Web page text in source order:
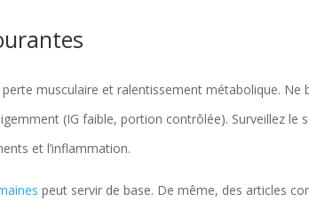
musculaire et ralentissement métabolique. Ne
(IG faible, portion contrôlée). Surveillez le
et l’inflammation.
peut servir de base. De même, des articles